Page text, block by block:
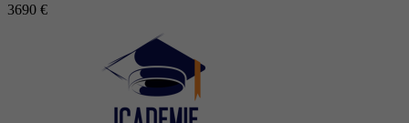
3690 €